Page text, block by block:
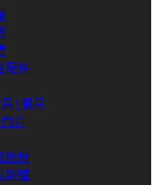
配件
| 餐具
片
斯爐
斯爐